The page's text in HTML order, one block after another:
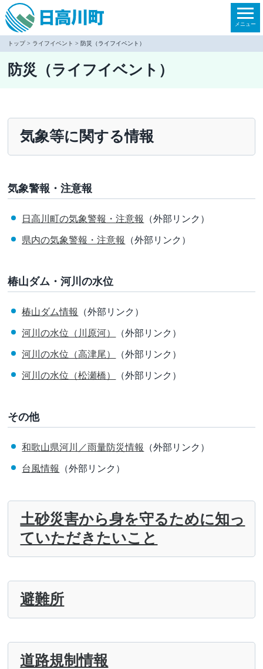
本
文
メニュー
トップ> ライフイベント > 防災（ライフイベント）
防災（ライフイベント）
気象等に関する情報
気象警報・注意報
日高川町の気象警報・注意報 （外部リンク）
県内の気象警報・注意報 （外部リンク）
椿山ダム・河川の水位
椿山ダム情報 （外部リンク）
河川の水位（川原河） （外部リンク）
河川の水位（高津尾） （外部リンク）
河川の水位（松瀬橋） （外部リンク）
その他
和歌山県河川／雨量防災情報 （外部リンク）
台風情報 （外部リンク）
土砂災害から身を守るために知っ
ていただきたいこと
避難所
道路規制情報